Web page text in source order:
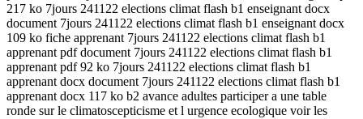
217 ko 7jours 241122 elections climat flash b1 enseignant docx
document 7jours 241122 elections climat flash b1 enseignant docx
109 ko fiche apprenant 7jours 241122 elections climat flash b1
apprenant pdf document 7jours 241122 elections climat flash b1
apprenant pdf 92 ko 7jours 241122 elections climat flash b1
apprenant docx document 7jours 241122 elections climat flash b1
apprenant docx 117 ko b2 avance adultes participer a une table
ronde sur le climatoscepticisme et l urgence ecologique voir les